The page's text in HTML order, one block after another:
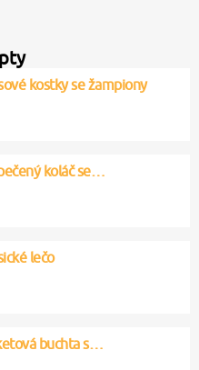
kostky se žampiony
koláč se…
lečo
buchta s…